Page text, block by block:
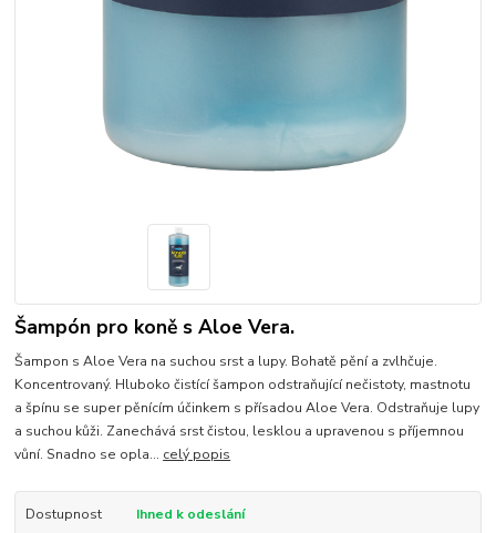
Šampón pro koně s Aloe Vera.
Šampon s Aloe Vera na suchou srst a lupy. Bohatě pění a zvlhčuje.
Koncentrovaný. Hluboko čistící šampon odstraňující nečistoty, mastnotu
a špínu se super pěnícím účinkem s přísadou Aloe Vera. Odstraňuje lupy
a suchou kůži. Zanechává srst čistou, lesklou a upravenou s příjemnou
vůní. Snadno se opla... celý popis
Dostupnost
Ihned k odeslání